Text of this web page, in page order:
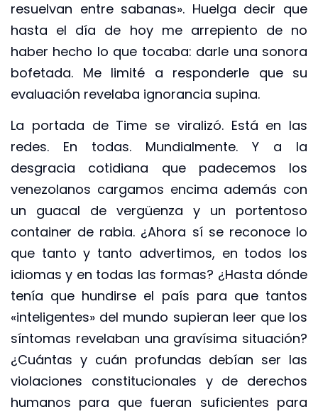
resuelvan entre sabanas». Huelga decir que
hasta el día de hoy me arrepiento de no
haber hecho lo que tocaba: darle una sonora
bofetada. Me limité a responderle que su
evaluación revelaba ignorancia supina.
La portada de Time se viralizó. Está en las
redes. En todas. Mundialmente. Y a la
desgracia cotidiana que padecemos los
venezolanos cargamos encima además con
un guacal de vergüenza y un portentoso
container de rabia. ¿Ahora sí se reconoce lo
que tanto y tanto advertimos, en todos los
idiomas y en todas las formas? ¿Hasta dónde
tenía que hundirse el país para que tantos
«inteligentes» del mundo supieran leer que los
síntomas revelaban una gravísima situación?
¿Cuántas y cuán profundas debían ser las
violaciones constitucionales y de derechos
humanos para que fueran suficientes para